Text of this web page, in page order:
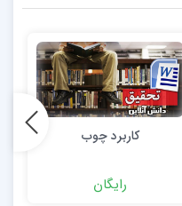
کاربرد چوب
رایگان